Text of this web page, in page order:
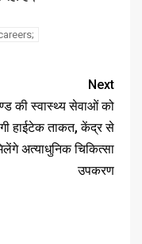
Next
की स्वास्थ्य सेवाओं को
हाईटेक ताकत, केंद्र से
अत्याधुनिक चिकित्सा
उपकरण